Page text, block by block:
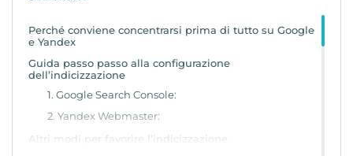
Perché conviene concentrarsi prima di tutto su Google
e Yandex
Guida passo passo alla configurazione
dell’indicizzazione
1. Google Search Console:
2. Yandex Webmaster:
Altri modi per favorire l’indicizzazione